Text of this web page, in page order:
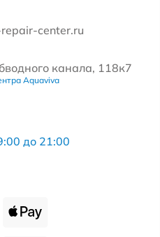
center.ru
канала, 118к7
Aquaviva
до 21:00